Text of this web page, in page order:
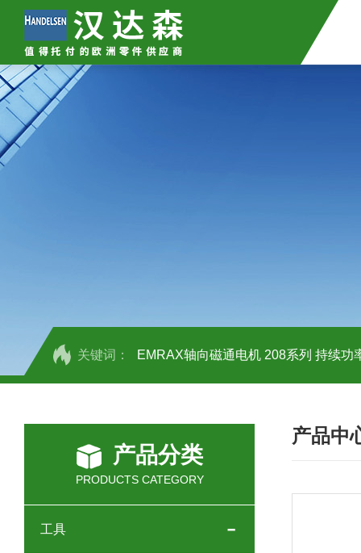
关键词： EMRAX轴向磁通电机 208系列 持续功
OEMER三相同步电机MTES 132SB/2
OEMER三相同步电机MTES 160MA/2
产品分类
PRODUCTS CATEGORY
工具
产品中